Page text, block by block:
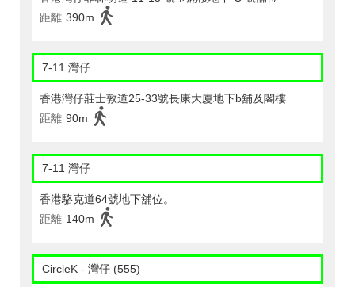
距離 390m
7-11 灣仔
香港灣仔莊士敦道25-33號長康大廈地下b舖及閣樓
距離 90m
7-11 灣仔
香港駱克道64號地下舖位。
距離 140m
CircleK - 灣仔 (555)